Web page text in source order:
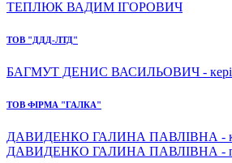
ТЕПЛЮК ВАДИМ ІГОРОВИЧ
ТОВ "ДДД-ЛТД"
БАГМУТ ДЕНИС ВАСИЛЬОВИЧ -
ТОВ ФІРМА "ГАЛКА"
ДАВИДЕНКО ГАЛИНА ПАВЛІВНА -
ДАВИДЕНКО ГАЛИНА ПАВЛІВНА -